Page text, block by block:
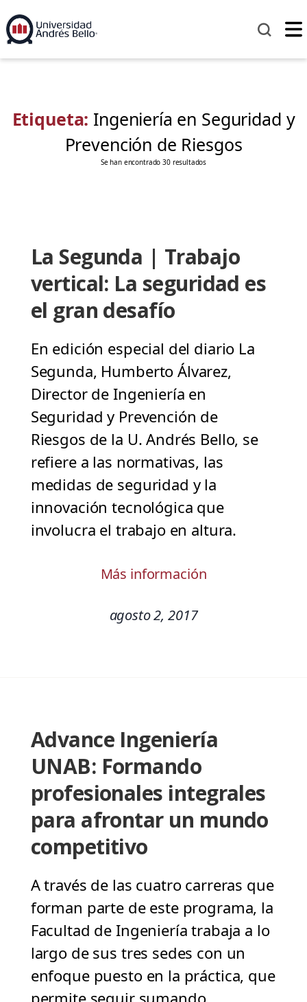
Etiqueta: Ingeniería en Seguridad y
Prevención de Riesgos
Se han encontrado 30 resultados
La Segunda | Trabajo
vertical: La seguridad es
el gran desafío
En edición especial del diario La
Segunda, Humberto Álvarez,
Director de Ingeniería en
Seguridad y Prevención de
Riesgos de la U. Andrés Bello, se
refiere a las normativas, las
medidas de seguridad y la
innovación tecnológica que
involucra el trabajo en altura.
Más información
agosto 2, 2017
Advance Ingeniería
UNAB: Formando
profesionales integrales
para afrontar un mundo
competitivo
A través de las cuatro carreras que
forman parte de este programa, la
Facultad de Ingeniería trabaja a lo
largo de sus tres sedes con un
enfoque puesto en la práctica, que